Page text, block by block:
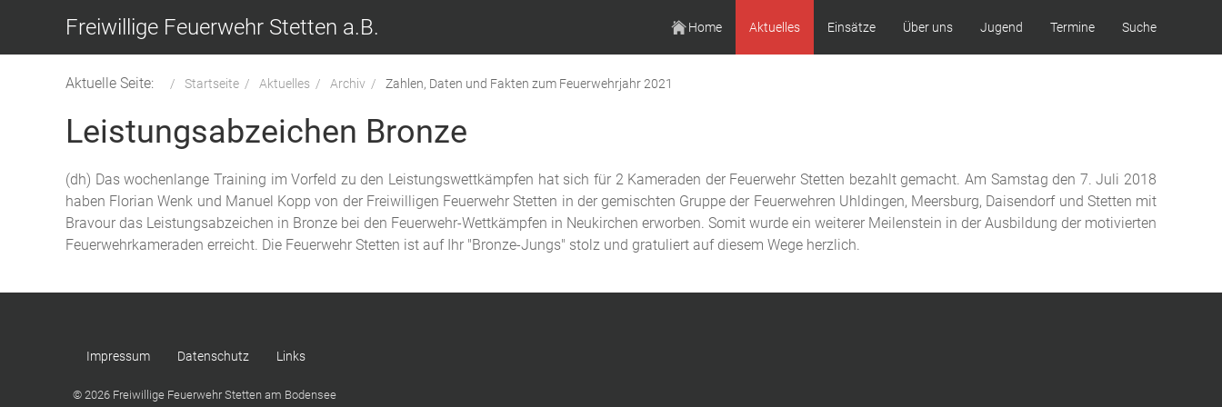
Freiwillige Feuerwehr Stetten a.B. Home Aktuelles Einsätze Über uns Jugend Termine Suche
Aktuelle Seite: Startseite Aktuelles Archiv Zahlen, Daten und Fakten zum Feuerwehrjahr 2021
Leistungsabzeichen Bronze
(dh) Das wochenlange Training im Vorfeld zu den Leistungswettkämpfen hat sich für 2 Kameraden der Feuerwehr Stetten bezahlt gemacht. Am Samstag den 7. Juli 2018
haben Florian Wenk und Manuel Kopp von der Freiwilligen Feuerwehr Stetten in der gemischten Gruppe der Feuerwehren Uhldingen, Meersburg, Daisendorf und Stetten mit
Bravour das Leistungsabzeichen in Bronze bei den Feuerwehr-Wettkämpfen in Neukirchen erworben. Somit wurde ein weiterer Meilenstein in der Ausbildung der motivierten
Feuerwehrkameraden erreicht. Die Feuerwehr Stetten ist auf Ihr "Bronze-Jungs" stolz und gratuliert auf diesem Wege herzlich.
Impressum Datenschutz Links
© 2026 Freiwillige Feuerwehr Stetten am Bodensee